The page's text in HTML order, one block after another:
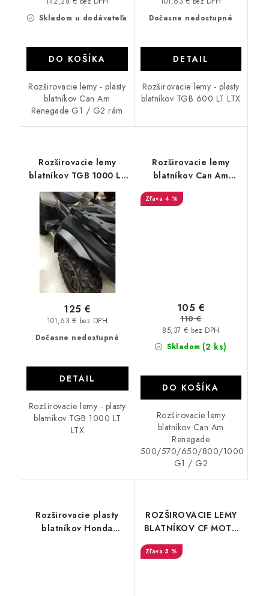
Skladom u dodávateľa
DO KOŠÍKA
Rozširovacie lemy - plasty
blatníkov Can Am
Renegade G1 / G2 rám
Dočasne nedostupné
DETAIL
Rozširovacie lemy - plasty
blatníkov TGB 600 LT LTX
Rozširovacie lemy
blatníkov TGB 1000 LT
Dočasne nedostupné
101,63 € bez DPH
125 €
DETAIL
Rozširovacie lemy - plasty
blatníkov TGB 1000 LT
LTX
Rozširovacie lemy
blatníkov Can Am
500/570/650/800/1000
4 %
Skladom (2 ks)
85,37 € bez DPH
105 €
110 €
DO KOŠÍKA
Rozširovacie lemy
blatníkov Can Am
Renegade
500/570/650/800/1000
G1 / G2
Rozširovacie plasty
blatníkov Honda
ROZŠIROVACIE LEMY
BLATNÍKOV CF MOTO
450 520 g2 2023
5 %